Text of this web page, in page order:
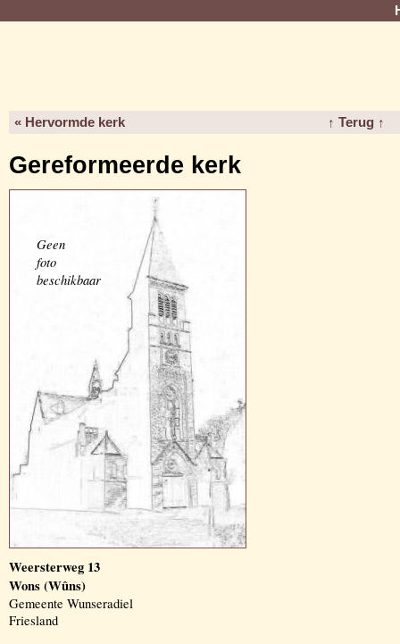
« Hervormde kerk ↑ Terug ↑
Gereformeerde kerk
Geen
foto
beschikbaar
Weersterweg 13
Wons (Wûns)
Gemeente Wunseradiel
Friesland